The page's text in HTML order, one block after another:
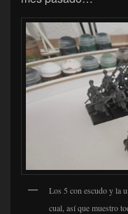
Los 5 con escudo y la
cual, así que muestro